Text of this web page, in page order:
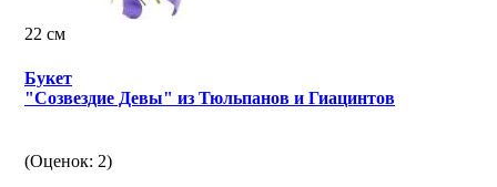
22 см
Букет
"Созвездие Девы" из Тюльпанов и Гиацинтов
(Оценок: 2)